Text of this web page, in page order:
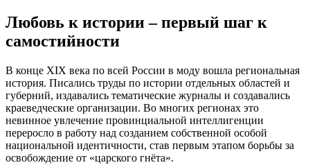
Любовь к истории – первый шаг к
самостийности
В конце XIX века по всей России в моду вошла региональная
история. Писались труды по истории отдельных областей и
губерний, издавались тематические журналы и создавались
краеведческие организации. Во многих регионах это
невинное увлечение провинциальной интеллигенции
переросло в работу над созданием собственной особой
национальной идентичности, став первым этапом борьбы за
освобождение от «царского гнёта».